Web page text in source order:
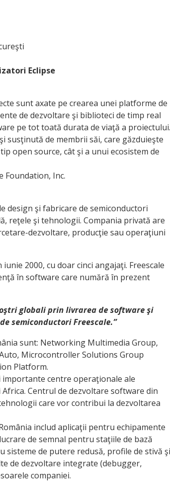
Eclipse
sunt axate pe crearea unei platforme de
de dezvoltare şi biblioteci de timp real
pe tot toată durata de viaţă a proiectului.
susţinută de membrii săi, care găzduieşte
open source, cât şi a unui ecosistem de
Foundation, Inc.
design şi fabricare de semiconductori
reţele şi tehnologii. Compania privată are
dezvoltare, producţie sau operaţiuni
2000, cu doar cinci angajaţi. Freescale
în software care numără în prezent
globali prin livrarea de software şi
semiconductori Freescale.”
sunt: Networking Multimedia Group,
Microcontroller Solutions Group
Platform.
importante centre operaţionale ale
Centrul de dezvoltare software din
care vor contribui la dezvoltarea
includ aplicaţii pentru echipamente
de semnal pentru staţiile de bază
sisteme de putere redusă, profile de stivă şi
de dezvoltare integrate (debugger,
companiei.